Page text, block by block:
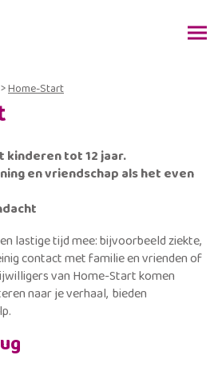
>Home-Start
kinderen tot 12 jaar.
en vriendschap als het even
lastige tijd mee: bijvoorbeeld ziekte,
contact met familie en vrienden of
van Home-Start komen
naar je verhaal, bieden